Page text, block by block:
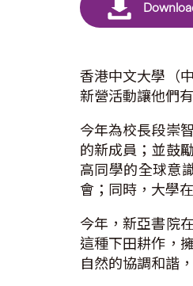
香港中文大學（
新營活動讓他們
今年為校長段崇
的新成員；並鼓
高同學的全球意
會；同時，大學
今年，新亞書院
這種下田耕作，
自然的協調和諧